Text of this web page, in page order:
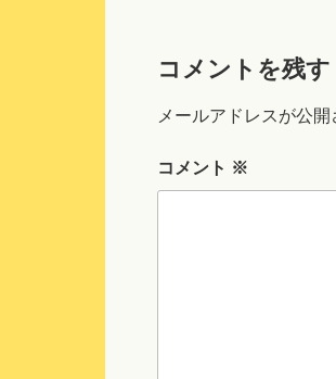
コメントを残す
メールアドレスが公開
コメント ※